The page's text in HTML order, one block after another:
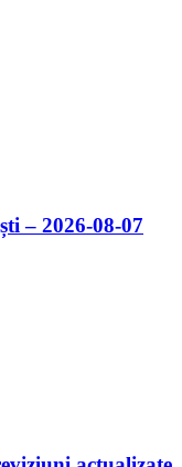
– 2026-08-07